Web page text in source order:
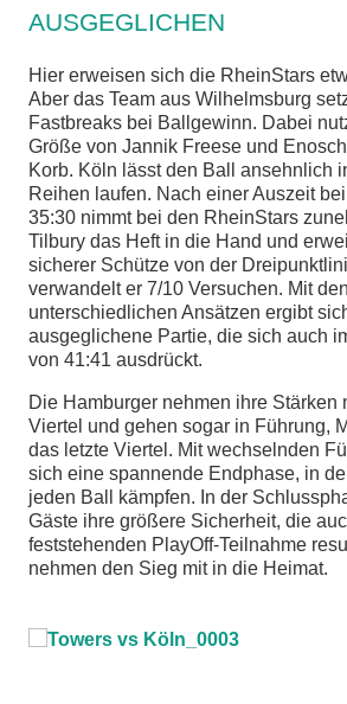
AUSGEGLICHEN
Hier erweisen sich die RheinStars
Aber das Team aus Wilhelmsburg
Fastbreaks bei Ballgewinn. Dabei
Größe von Jannik Freese und
Korb. Köln lässt den Ball ansehnlich
Reihen laufen. Nach einer Auszeit
35:30 nimmt bei den RheinStars
Tilbury das Heft in die Hand und
sicherer Schütze von der
verwandelt er 7/10 Versuchen. Mit den
unterschiedlichen Ansätzen ergibt
ausgeglichene Partie, die sich auch
von 41:41 ausdrückt.
Die Hamburger nehmen ihre Stärken
Viertel und gehen sogar in Führung,
das letzte Viertel. Mit wechselnden
sich eine spannende Endphase, in
jeden Ball kämpfen. In der
Gäste ihre größere Sicherheit, die
feststehenden PlayOff-Teilnahme
nehmen den Sieg mit in die Heimat.